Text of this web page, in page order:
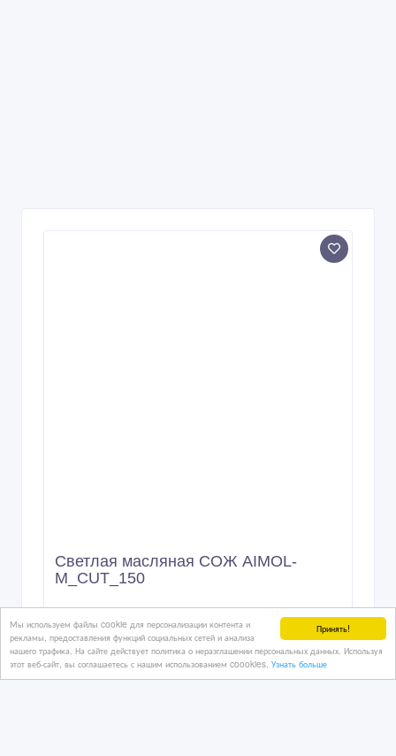
Принять!
Мы используем файлы cookie для персонализации контента и
рекламы, предоставления функций социальных сетей и анализа
нашего трафика. На сайте действует политика о неразглашении персональных данных. Используя
этот веб-сайт, вы соглашаетесь с нашим использованием coookies. Узнать больше
Светлая масляная СОЖ AIMOL-
M_CUT_150
02/03/2026 08:28
Смазочные материалы
Казахстан, Астана